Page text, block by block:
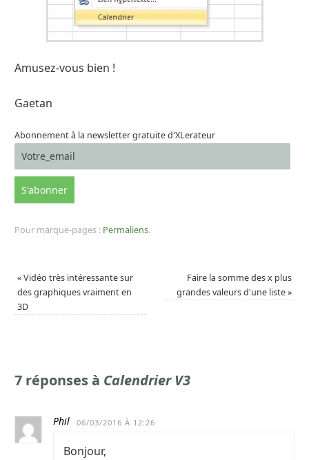
Amusez-vous bien !
Gaetan
Abonnement à la newsletter gratuite d'XLerateur
Pour marque-pages : Permaliens.
«Vidéo très intéressante sur
des graphiques vraiment en
3D
Faire la somme des x plus
grandes valeurs d'une liste»
7 réponses à Calendrier V3
Phil 06/03/2016 À 12:26
Bonjour,